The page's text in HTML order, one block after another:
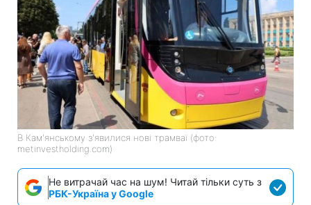
В Кам'янському з'явилися нові трамваї (фото:
metinvestholding.com)
Не витрачай час на шум! Читай тільки суть з
РБК-Україна у Google